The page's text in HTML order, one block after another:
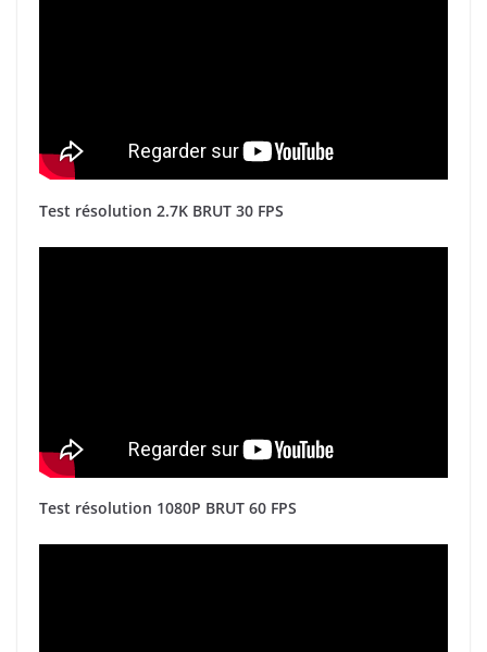
Test résolution 2.7K BRUT 30 FPS
Test résolution 1080P BRUT 60 FPS